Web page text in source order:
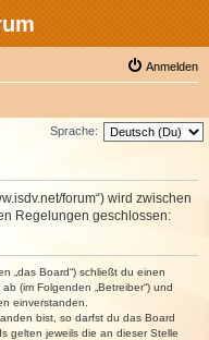
Anmelden
Sprache:
forum“) wird zwischen
Regelungen geschlossen:
„das Board“) schließt du einen
(im Folgenden „Betreiber“) und
einverstanden.
bist, so darfst du das Board
gelten jeweils die an dieser Stelle